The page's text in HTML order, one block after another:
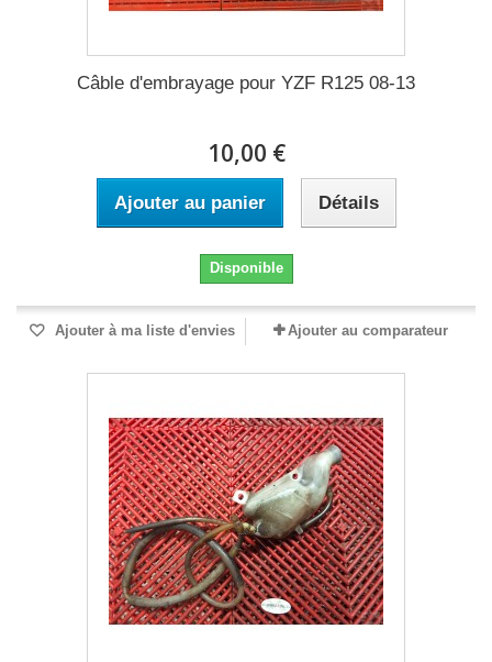
Câble d'embrayage pour YZF R125 08-13
10,00 €
Ajouter au panier Détails
Disponible
Ajouter à ma liste d'envies Ajouter au comparateur